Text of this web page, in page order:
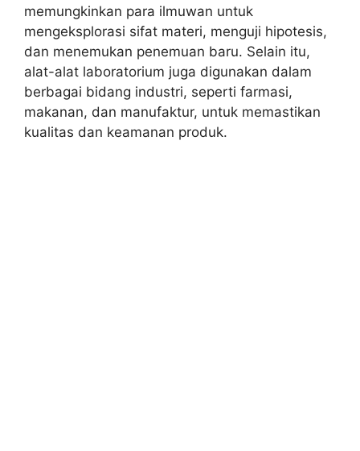
memungkinkan para ilmuwan untuk
mengeksplorasi sifat materi, menguji hipotesis,
dan menemukan penemuan baru. Selain itu,
alat-alat laboratorium juga digunakan dalam
berbagai bidang industri, seperti farmasi,
makanan, dan manufaktur, untuk memastikan
kualitas dan keamanan produk.